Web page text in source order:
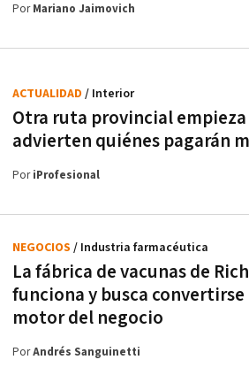
PorMariano Jaimovich
Otra ruta provincial empieza
advierten quiénes pagarán
ACTUALIDAD / Interior
PoriProfesional
La fábrica de vacunas de
funciona y busca convertirse
motor del negocio
NEGOCIOS / Industria farmacéutica
PorAndrés Sanguinetti